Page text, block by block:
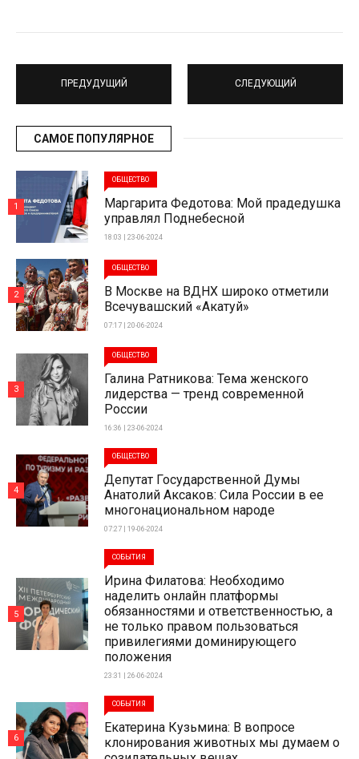
ПРЕДУДУЩИЙ СЛЕДУЮЩИЙ
САМОЕ ПОПУЛЯРНОЕ
ОБЩЕСТВО
Маргарита Федотова: Мой прадедушка
управлял Поднебесной
18:03 | 23-06-2024
1
ОБЩЕСТВО
В Москве на ВДНХ широко отметили
Всечувашский «Акатуй»
07:17 | 20-06-2024
2
ОБЩЕСТВО
Галина Ратникова: Тема женского
лидерства — тренд современной
России
16:36 | 23-06-2024
3
ОБЩЕСТВО
Депутат Государственной Думы
Анатолий Аксаков: Сила России в ее
многонациональном народе
07:27 | 19-06-2024
4
СОБЫТИЯ
Ирина Филатова: Необходимо
наделить онлайн платформы
обязанностями и ответственностью, а
не только правом пользоваться
привилегиями доминирующего
положения
23:31 | 26-06-2024
5
СОБЫТИЯ
Екатерина Кузьмина: В вопросе
клонирования животных мы думаем о
6